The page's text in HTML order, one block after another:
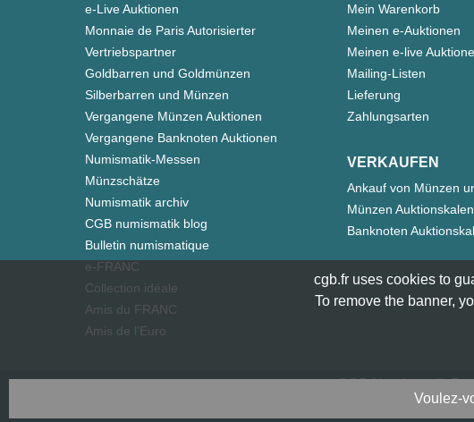
e-Live Auktionen
Monnaie de Paris Autorisierter
Vertriebspartner
Goldbarren und Goldmünzen
Silberbarren und Münzen
Vergangene Münzen Auktionen
Vergangene Banknoten Auktionen
Numismatik-Messen
Münzschätze
Numismatik archiv
CGB numismatik blog
Bulletin numismatique
e-FRANC
Collection idéale
Amis du FRANC
Amis de l'Euro
Mein Warenkorb
Meinen e-Auktionen
Meinen e-live
Mailing-Listen
Lieferung
Zahlungsarten
VERKAUFEN
Ankauf von Münzen
Münzen
Banknoten
CGB Numismatik
cgb.fr uses cookies to
To remove the banner,
Voulez-